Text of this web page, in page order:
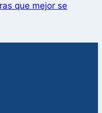
que mejor se